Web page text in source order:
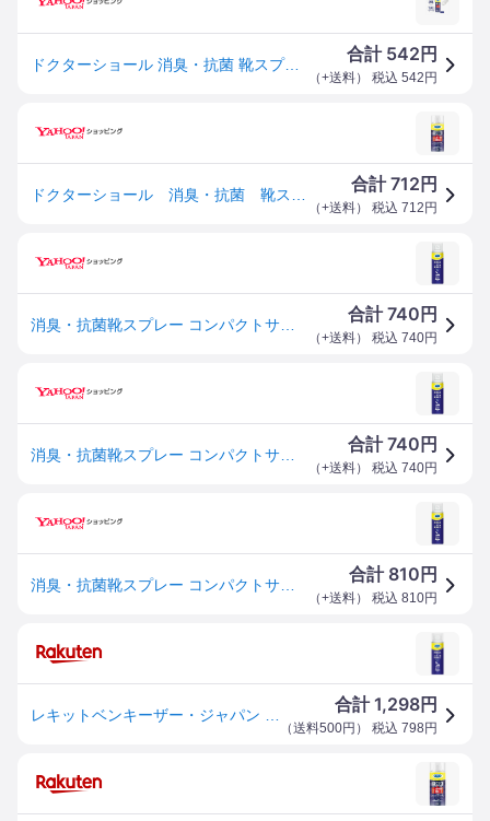
ドクターショール 消臭・抗菌 靴スプレー コンパクト 無香料 3055103(40ml) Dr.Scholl 消臭スプレー 靴用 くつ用 シューズ ブーツ 靴の消臭 靴の臭い 足の臭い
合計 542 円
（+送料） 税込 542 円
合計712 円
（+送料） 税込 712 円
合計740 円
（+送料） 税込 740円
合計740 円
（+送料） 税込 740円
合計 810 円
（+送料） 税込 810円
合計1,298円
（送料500円 ） 税込 798 円